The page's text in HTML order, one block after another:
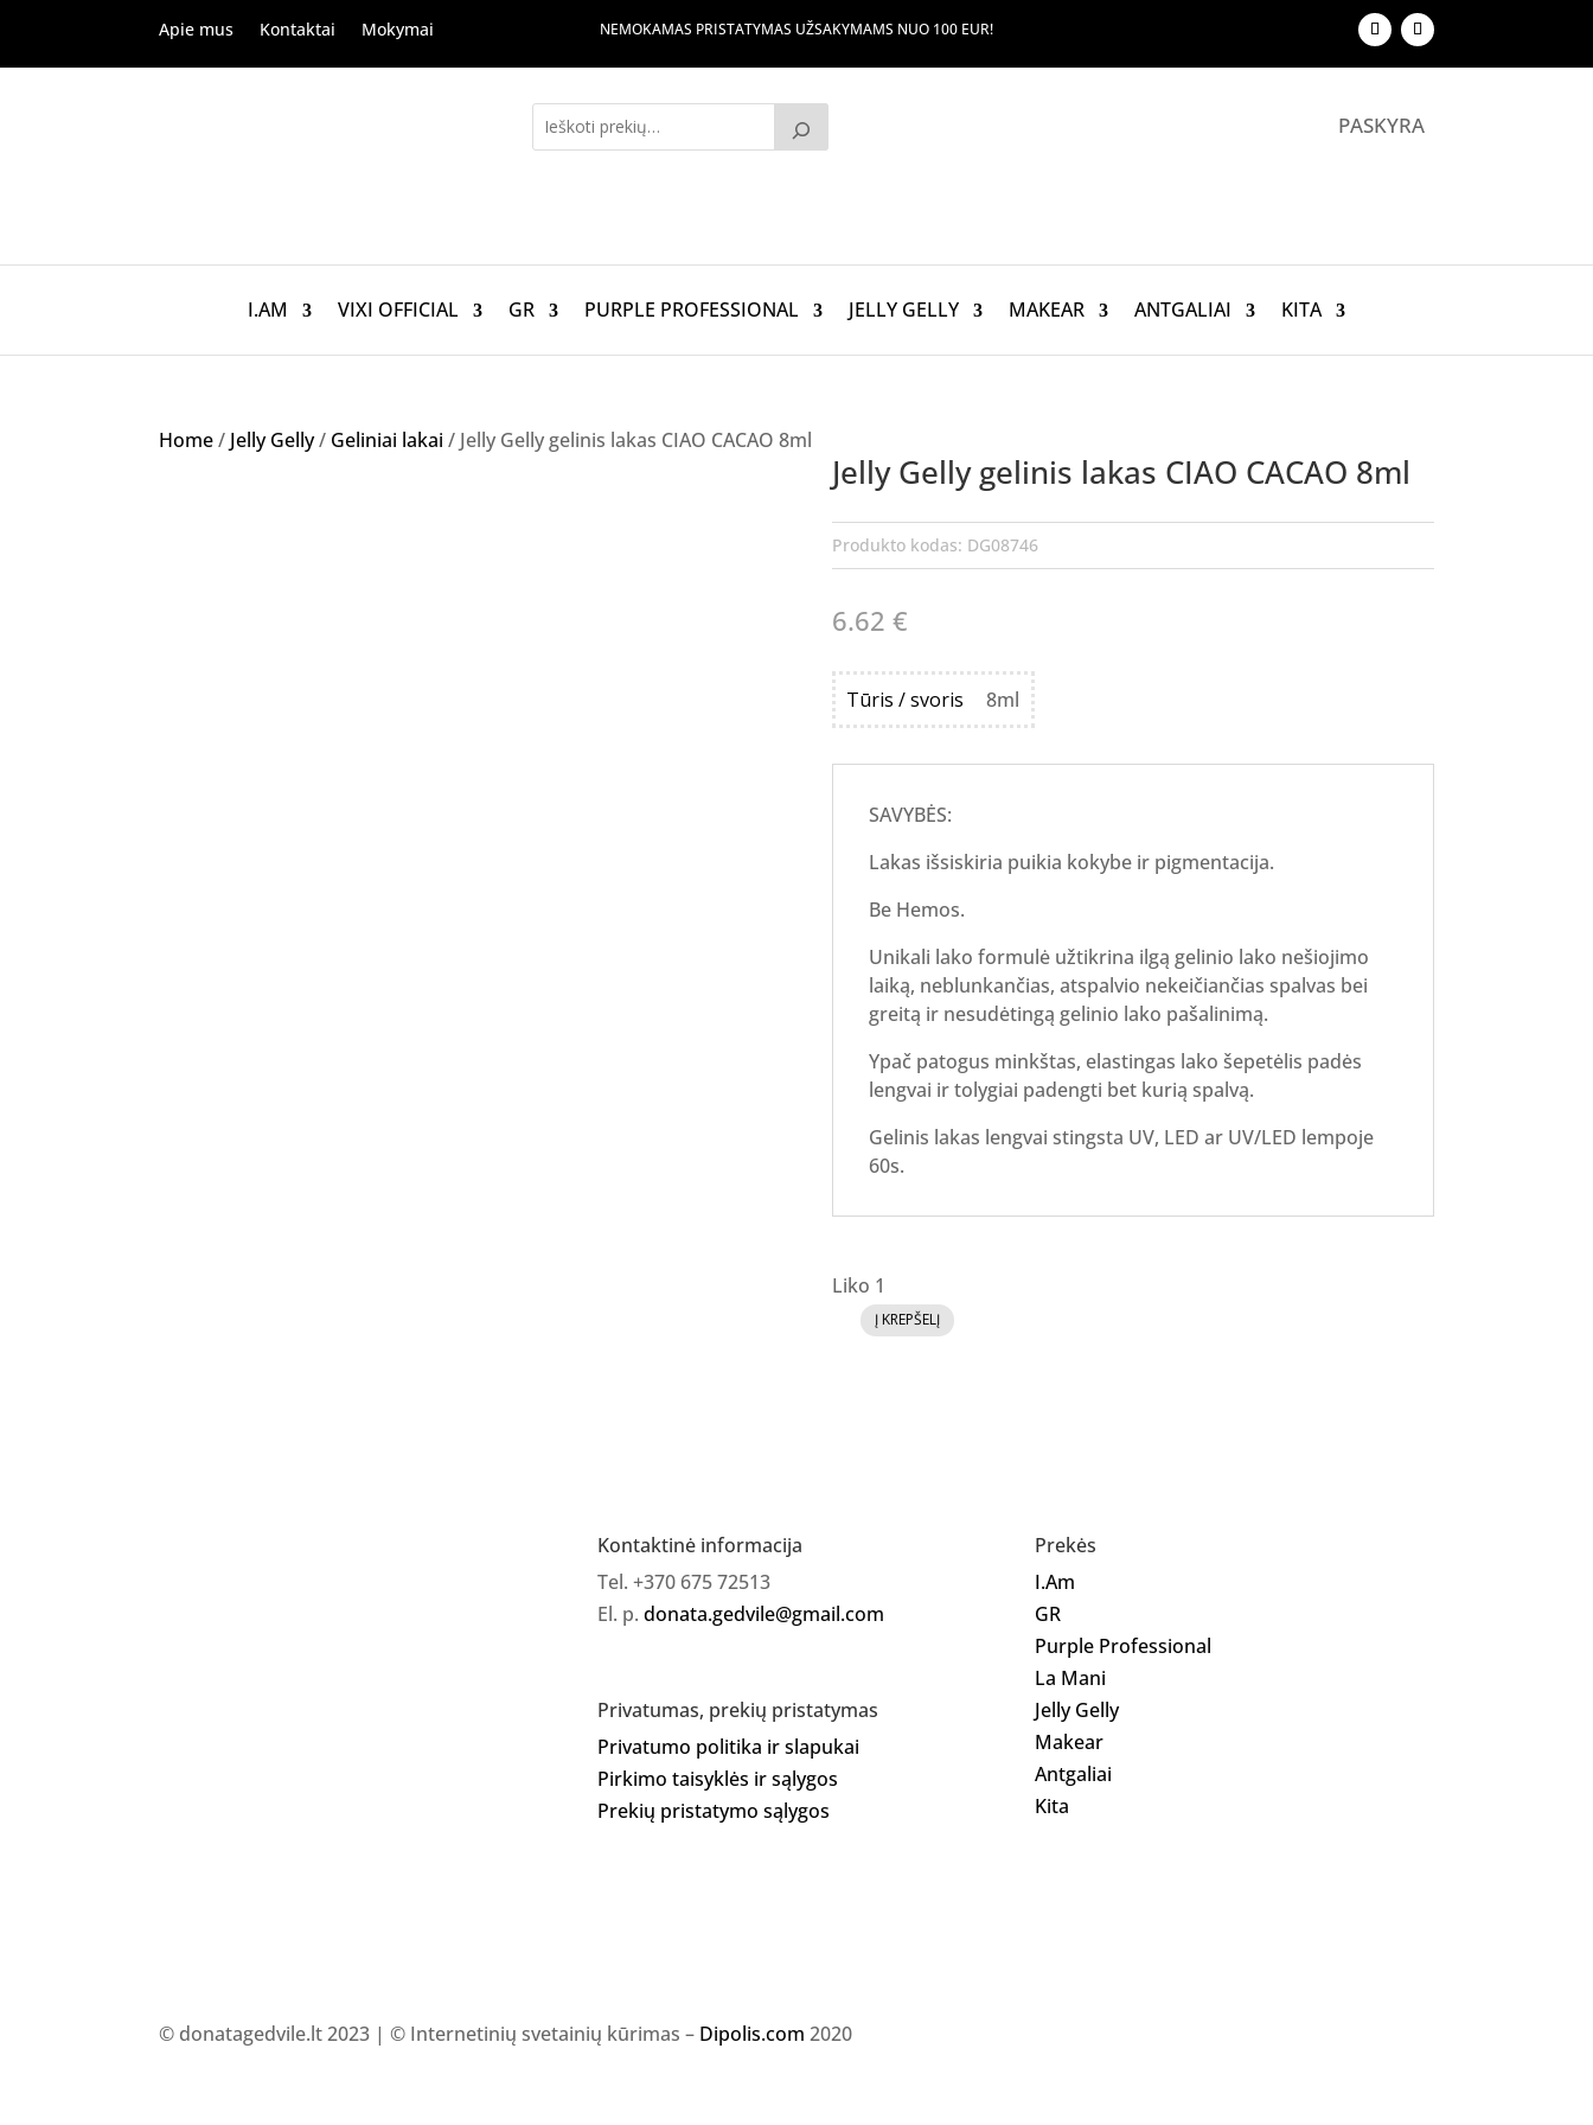
Apie mus Kontaktai Mokymai NEMOKAMAS PRISTATYMAS UŽSAKYMAMS NUO 100 EUR!
PASKYRA
I.AM VIXI OFFICIAL GR PURPLE PROFESSIONAL JELLY GELLY MAKEAR ANTGALIAI KITA
Home/ Jelly Gelly/ Geliniai lakai / Jelly Gelly gelinis lakas CIAO CACAO 8ml
Jelly Gelly gelinis lakas CIAO CACAO 8ml
Produkto kodas: DG08746
6.62 €
Tūris / svoris 8ml
SAVYBĖS:
Lakas išsiskiria puikia kokybe ir pigmentacija.
Be Hemos.
Unikali lako formulė užtikrina ilgą gelinio lako nešiojimo
laiką, neblunkančias, atspalvio nekeičiančias spalvas bei
greitą ir nesudėtingą gelinio lako pašalinimą.
Ypač patogus minkštas, elastingas lako šepetėlis padės
lengvai ir tolygiai padengti bet kurią spalvą.
Gelinis lakas lengvai stingsta UV, LED ar UV/LED lempoje
60s.
Liko 1
produkto
Į KREPŠELĮ
Kontaktinė informacija
Tel. +370 675 72513
El. p. donata.gedvile@gmail.com
Privatumas, prekių pristatymas
Privatumo politika ir slapukai
Pirkimo taisyklės ir sąlygos
Prekių pristatymo sąlygos
Prekės
I.Am
GR
Purple Professional
La Mani
Jelly Gelly
Makear
Antgaliai
Kita
© donatagedvile.lt 2023 | © Internetinių svetainių kūrimas – Dipolis.com 2020